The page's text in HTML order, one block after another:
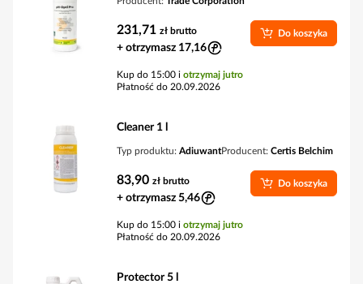
231,71 zł brutto
+ otrzymasz 17,16
Do koszyka
Kup do 15:00 i otrzymaj jutro
Płatność do 20.09.2026
Cleaner 1 l
Typ produktu: AdiuwantProducent: Certis Belchim
83,90 zł brutto
+ otrzymasz 5,46
Do koszyka
Kup do 15:00 i otrzymaj jutro
Płatność do 20.09.2026
Protector 5 l